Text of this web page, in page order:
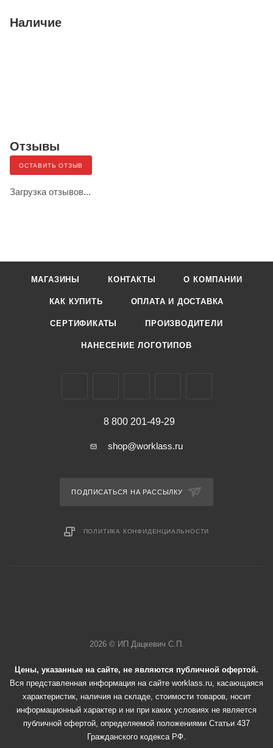
Наличие
Отзывы
ОСТАВИТЬ ОТЗЫВ
Загрузка отзывов...
МАГАЗИНЫ КОНТАКТЫ О КОМПАНИИ
КАК КУПИТЬ ОПЛАТА И ДОСТАВКА
СЕРТИФИКАТЫ ПРОИЗВОДИТЕЛИ
НАНЕСЕНИЕ ЛОГОТИПОВ
8 800 201-49-29
shop@worklass.ru
ПОДПИСАТЬСЯ НА РАССЫЛКУ
ПОЛИТИКА КОНФИДЕНЦИАЛЬНОСТИ
2026 © ИП Дацкевич С.П.
Цены, указанные на сайте, не являются публичной офертой.
Вся представленная информация на сайте worklass.ru, касающаяся
характеристик, наличия на складе, стоимости товаров, носит
информационный характер и ни при каких условиях не является
публичной офертой, определяемой положениями Статьи 437
Гражданского кодекса РФ.